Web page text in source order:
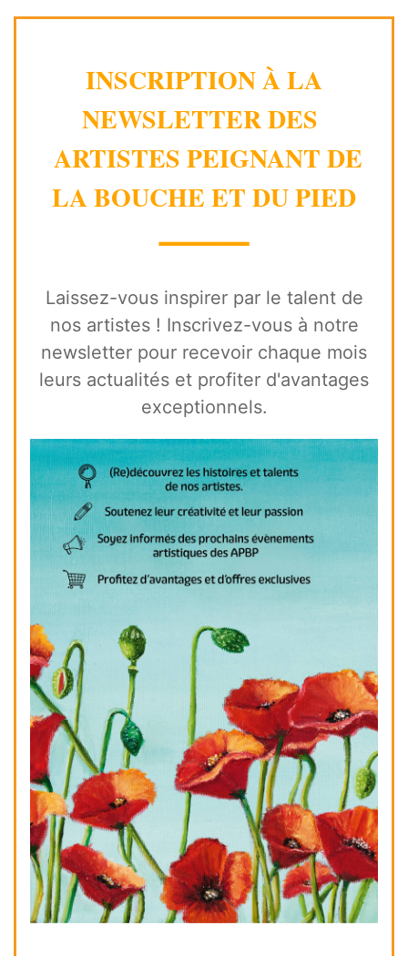
INSCRIPTION À LA
NEWSLETTER DES
ARTISTES PEIGNANT DE
LA BOUCHE ET DU PIED
⸻
Laissez-vous inspirer par le talent de
nos artistes ! Inscrivez-vous à notre
newsletter pour recevoir chaque mois
leurs actualités et profiter d'avantages
exceptionnels.